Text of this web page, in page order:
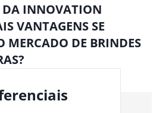
DA INNOVATION
VANTAGENS SE
MERCADO DE BRINDES